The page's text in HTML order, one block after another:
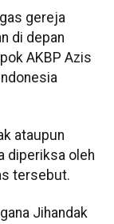
gereja
di depan
AKBP Azis
ataupun
diperiksa oleh
tersebut.
Jihandak